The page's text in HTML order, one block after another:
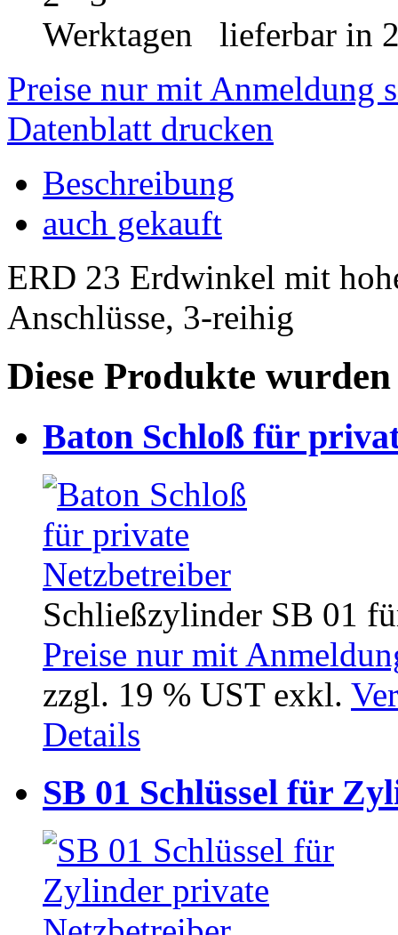
lieferbar in
Preise nur mit Anmeldung
Datenblatt drucken
Beschreibung
auch gekauft
ERD 23 Erdwinkel mit
Anschlüsse, 3-reihig
Diese Produkte
Baton Schloß für
Schließzylinder SB 01
Preise nur mit
zzgl. 19 % UST exkl.
Details
SB 01 Schlüssel für